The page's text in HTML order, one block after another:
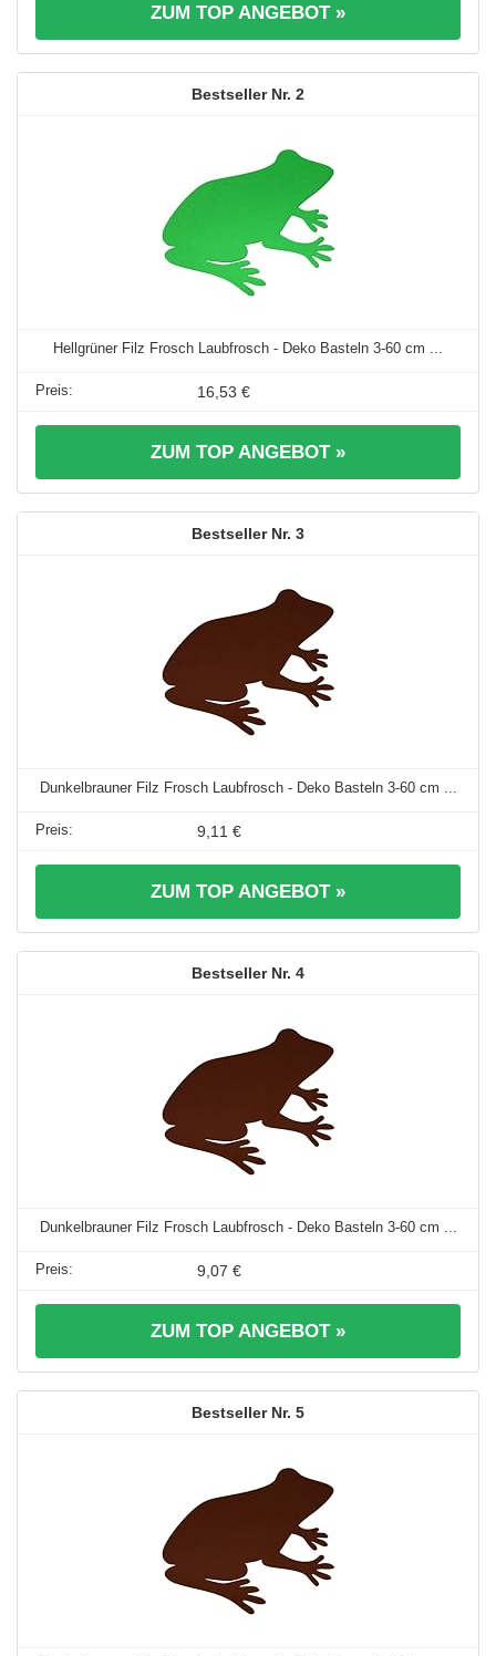
ZUM TOP ANGEBOT »
2
Hellgrüner Filz Frosch Laubfrosch - Deko Basteln 3-60 cm ...
16,53 €
ZUM TOP ANGEBOT »
3
Dunkelbrauner Filz Frosch Laubfrosch - Deko Basteln 3-60 cm ...
9,11 €
ZUM TOP ANGEBOT »
4
Dunkelbrauner Filz Frosch Laubfrosch - Deko Basteln 3-60 cm ...
9,07 €
ZUM TOP ANGEBOT »
5